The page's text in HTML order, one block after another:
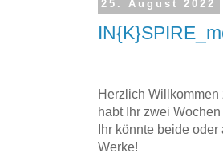
25. August 2022
Herzlich
habt Ihr zwei
Ihr könnte beide
Werke!